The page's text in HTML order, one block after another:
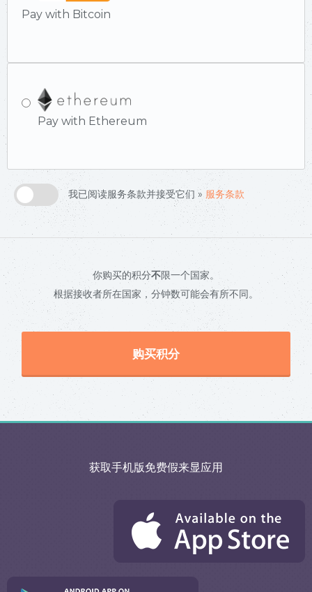
Pay with Bitcoin
Pay with Ethereum
我已阅读服务条款并接受它们 » 服务条款
你购买的积分不限一个国家。
根据接收者所在国家，分钟数可能会有所不同。
购买积分
获取手机版免费假来显应用